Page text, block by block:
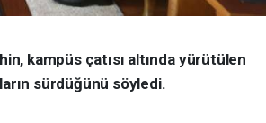
kampüs çatısı altında yürütülen
sürdüğünü söyledi.